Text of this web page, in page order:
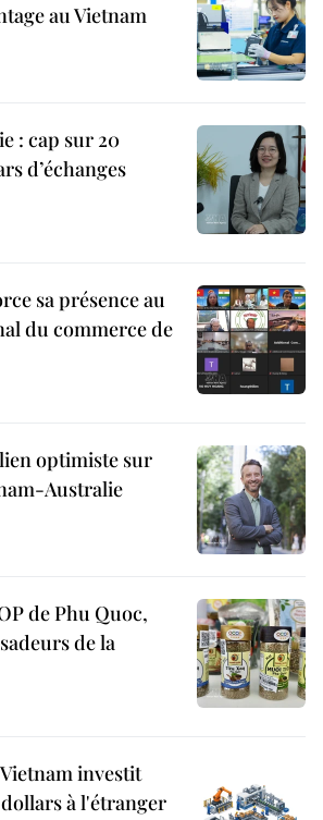
au Vietnam
: cap sur 20
d’échanges
sa présence au
du commerce de
optimiste sur
Australie
de Phu Quoc,
de la
investit
à l'étranger